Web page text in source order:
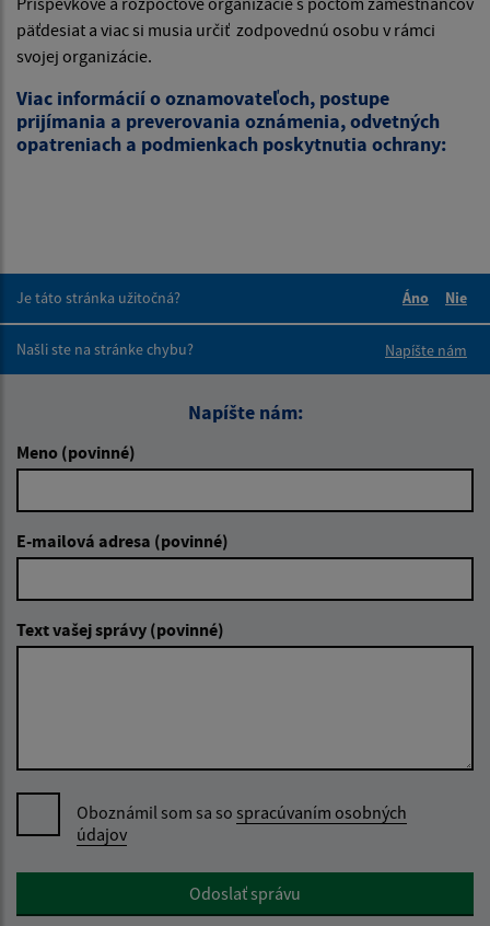
päťdesiat a viac si musia určiť zodpovednú osobu v rámci
svojej organizácie.
Viac informácií o oznamovateľoch, postupe
prijímania a preverovania oznámenia, odvetných
opatreniach a podmienkach poskytnutia ochrany:
Je táto stránka užitočná?
Áno
Nie
Našli ste na stránke chybu?
Napíšte nám
Napíšte nám:
Meno (povinné)
E-mailová adresa (povinné)
Text vašej správy (povinné)
Oboznámil som sa so spracúvaním osobných
údajov
Google reCaptcha ResponseOdoslať správu